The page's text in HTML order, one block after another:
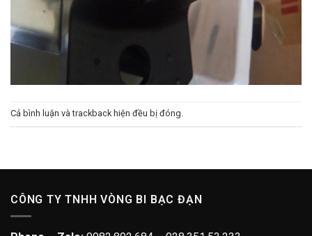
Cả bình luận và trackback hiện đều bị đóng.
CÔNG TY TNHH VÒNG BI BẠC ĐẠN